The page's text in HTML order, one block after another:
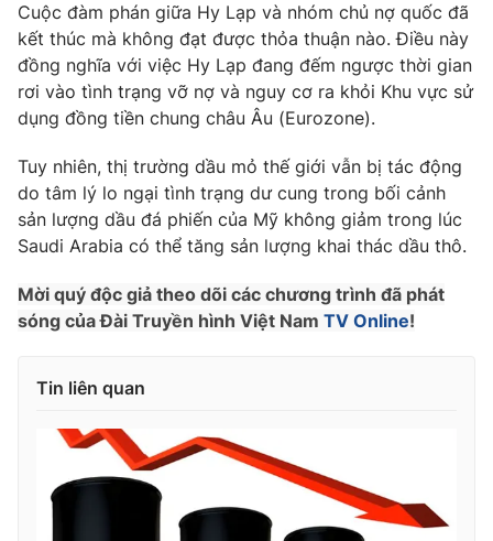
Khán giả
Giải sao mai
Âm nhạc
Sao
Du lịch
Làm đẹp
Chất lượng cuộc sống
Giáo dục
Tuyển sinh
Công nghệ
Hitech Công nghệ tương lai
Sản phẩm
Thị trường
Tư vấn
Giao lưu trực tuyến
Lịch phát sóng
Chuyên mục khác
Photo
Video Shorts video
Cuộc đàm phán giữa Hy Lạp và nhóm chủ nợ quốc đã
kết thúc mà không đạt được thỏa thuận nào. Điều này
đồng nghĩa với việc Hy Lạp đang đếm ngược thời gian
rơi vào tình trạng vỡ nợ và nguy cơ ra khỏi Khu vực sử
dụng đồng tiền chung châu Âu (Eurozone).
Tuy nhiên, thị trường dầu mỏ thế giới vẫn bị tác động
do tâm lý lo ngại tình trạng dư cung trong bối cảnh
sản lượng dầu đá phiến của Mỹ không giảm trong lúc
Saudi Arabia có thể tăng sản lượng khai thác dầu thô.
Mời quý độc giả theo dõi các chương trình đã phát
sóng của Đài Truyền hình Việt Nam TV Online!
Tin liên quan